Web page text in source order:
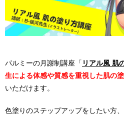
パルミーの月謝制講座「 リアル風 肌
生による体感や質感を重視した肌の
いただけます。
色塗りのステップアップをしたい方